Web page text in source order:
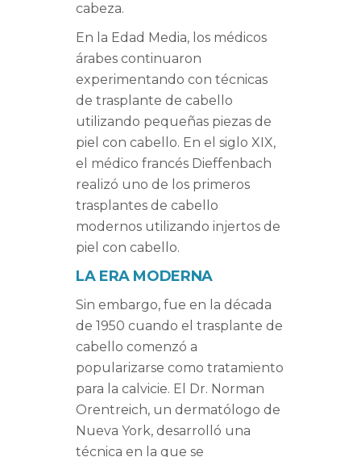
cabeza.
En la Edad Media, los médicos
árabes continuaron
experimentando con técnicas
de trasplante de cabello
utilizando pequeñas piezas de
piel con cabello. En el siglo XIX,
el médico francés Dieffenbach
realizó uno de los primeros
trasplantes de cabello
modernos utilizando injertos de
piel con cabello.
LA ERA MODERNA
Sin embargo, fue en la década
de 1950 cuando el trasplante de
cabello comenzó a
popularizarse como tratamiento
para la calvicie. El Dr. Norman
Orentreich, un dermatólogo de
Nueva York, desarrolló una
técnica en la que se